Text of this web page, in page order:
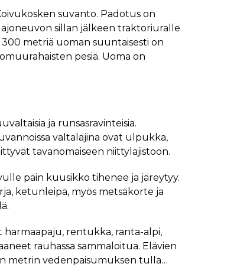
suvanto. Padotus on
sillan jälkeen traktoriuralle
300 metriä uoman suuntaisesti on
pesiä. Uoma on
ja runsasravinteisia.
valtalajina ovat ulpukka,
tavanomaiseen niittylajistoon.
päin kuusikko tihenee ja järeytyy.
ketunleipä, myös metsäkorte ja
harmaapaju, rentukka, ranta-alpi,
rauhassa sammaloitua. Elävien
metrin vedenpaisumuksen tulla…